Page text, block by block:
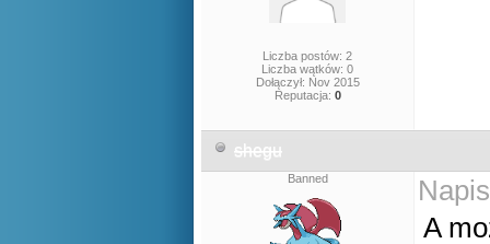
Liczba postów: 2
Liczba wątków: 0
Dołączył: Nov 2015
Reputacja: 0
shegu
Banned
A